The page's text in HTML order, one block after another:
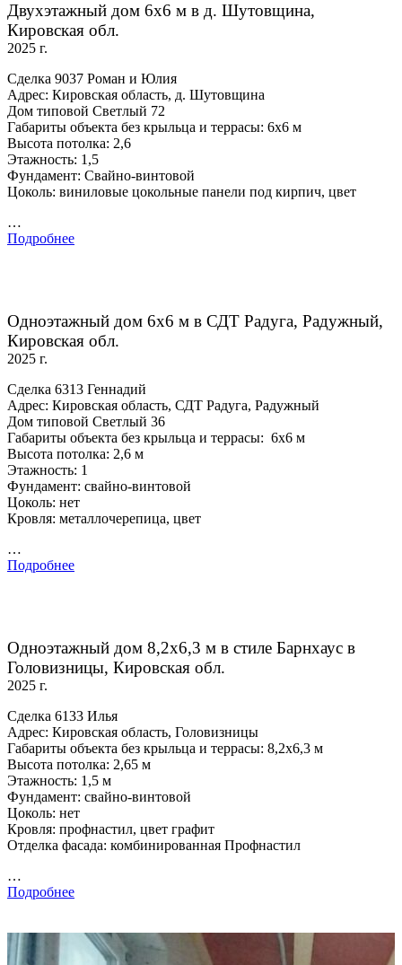
Двухэтажный дом 6х6 м в д. Шутовщина,
Кировская обл.
2025 г.
Сделка 9037 Роман и Юлия
Адрес: Кировская область, д. Шутовщина
Дом типовой Светлый 72
Габариты объекта без крыльца и террасы: 6х6 м
Высота потолка: 2,6
Этажность: 1,5
Фундамент: Свайно-винтовой
Цоколь: виниловые цокольные панели под кирпич, цвет
…
Подробнее
Одноэтажный дом 6х6 м в СДТ Радуга, Радужный,
Кировская обл.
2025 г.
Сделка 6313 Геннадий
Адрес: Кировская область, СДТ Радуга, Радужный
Дом типовой Светлый 36
Габариты объекта без крыльца и террасы: 6х6 м
Высота потолка: 2,6 м
Этажность: 1
Фундамент: свайно-винтовой
Цоколь: нет
Кровля: металлочерепица, цвет
…
Подробнее
Одноэтажный дом 8,2х6,3 м в стиле Барнхаус в
Головизницы, Кировская обл.
2025 г.
Сделка 6133 Илья
Адрес: Кировская область, Головизницы
Габариты объекта без крыльца и террасы: 8,2х6,3 м
Высота потолка: 2,65 м
Этажность: 1,5 м
Фундамент: свайно-винтовой
Цоколь: нет
Кровля: профнастил, цвет графит
Отделка фасада: комбинированная Профнастил
…
Подробнее